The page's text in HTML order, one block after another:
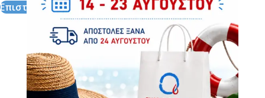
Επιστροφή Στο Κατάστημα